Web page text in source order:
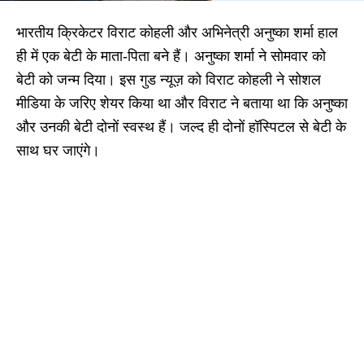
भारतीय क्रिकेटर विराट कोहली और अभिनेत्री अनुष्का शर्मा हाल
ही में एक बेटी के माता-पिता बने हैं। अनुष्का शर्मा ने सोमवार को
बेटी को जन्म दिया। इस गुड न्यूज़ को विराट कोहली ने सोशल
मीडिया के जरिए शेयर किया था और विराट ने बताया था कि अनुष्का
और उनकी बेटी दोनों स्वस्थ हैं। जल्द ही दोनों हॉस्पिटल से बेटी के
साथ घर जाएंगे।